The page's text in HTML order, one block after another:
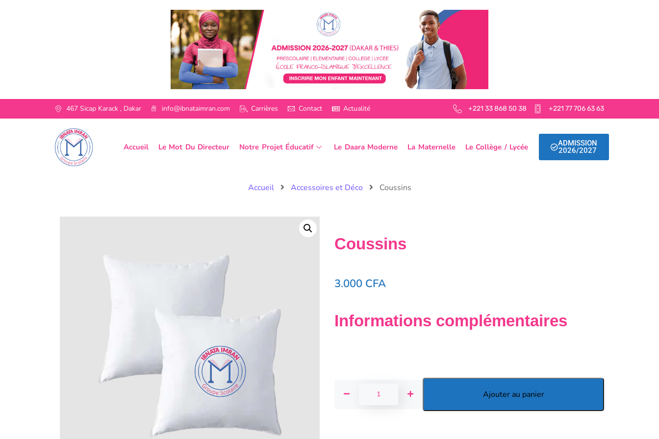
467 Sicap Karack , Dakar info@ibnataimran.com Carrières Contact Actualité +221 33 868 50 38 +221 77 706 63 63
Accueil Le Mot Du Directeur Notre Projet Éducatif Le Daara Moderne La Maternelle Le Collège / Lycée
ADMISSION
2026/2027
Accueil Accessoires et Déco Coussins
Coussins
3.000 CFA
Informations complémentaires
Ajouter au panier